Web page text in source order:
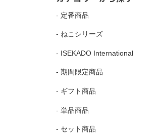
- 定番商品
- ねこシリーズ
- ISEKADO International
- 期間限定商品
- ギフト商品
- 単品商品
- セット商品